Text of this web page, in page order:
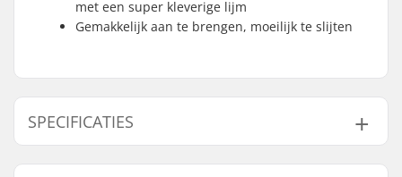
met een super kleverige lijm
Gemakkelijk aan te brengen, moeilijk te slijten
SPECIFICATIES
Length:
83.8cm (33")